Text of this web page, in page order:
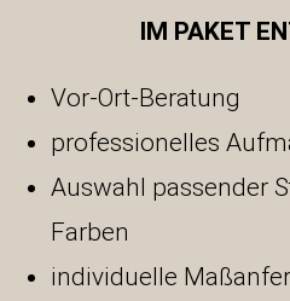
IM PAKET
Vor-Ort-Beratung
professionelles
Auswahl passender
Farben
individuelle